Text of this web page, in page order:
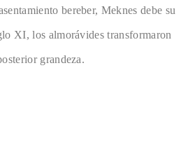
bereber, Meknes debe su
XI, los almorávides transformaron
grandeza.